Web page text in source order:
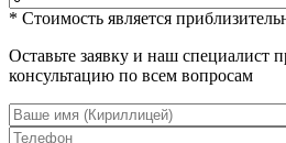
* Стоимость является
Оставьте заявку и наш специалист
консультацию по всем вопросам